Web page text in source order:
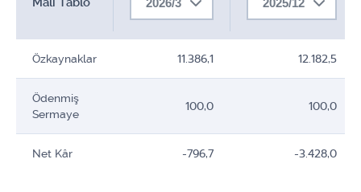
2026/3 2025/12
Özkaynaklar 11.386,1 12.182,5
Ödenmiş
Sermaye
100,0 100,0
Net Kâr -796,7 -3.428,0